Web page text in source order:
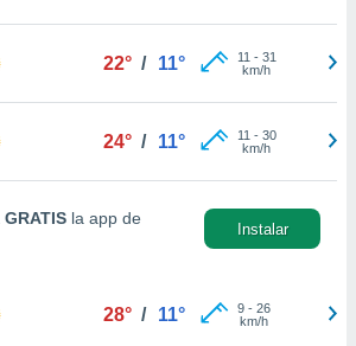
22° / 11° 11 - 31
km/h
24° / 11° 11 - 30
km/h
GRATIS la app de
Instalar
28° / 11° 9- 26
km/h